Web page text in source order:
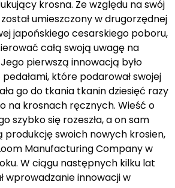
krosna. Ze względu na swój
umieszczony w drugorzędnej
japońskiego cesarskiego poboru,
całą swoją uwagę na
pierwszą innowacją było
które podarował swojej
go do tkania tkanin dziesięć razy
na krosnach ręcznych. Wieść o
szybko się rozeszła, a on sam
produkcję swoich nowych krosien,
Manufacturing Company w
W ciągu następnych kilku lat
wprowadzanie innowacji w